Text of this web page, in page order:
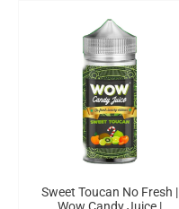
Sweet Toucan No Fresh |